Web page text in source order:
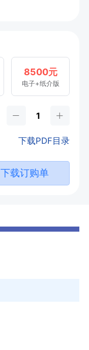
8500元
电子+纸介版
下载PDF目录
下载订购单